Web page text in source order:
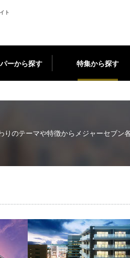
ト
ーから探す 特集から探す
りのテーマや特徴から メジャーセブン